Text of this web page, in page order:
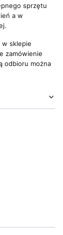
sprzętu
a w
w sklepie
zamówienie
odbioru można